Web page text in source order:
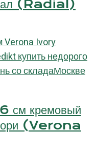
(Radial)
см кремовый
(Verona